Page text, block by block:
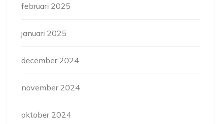
februari 2025
januari 2025
december 2024
november 2024
oktober 2024